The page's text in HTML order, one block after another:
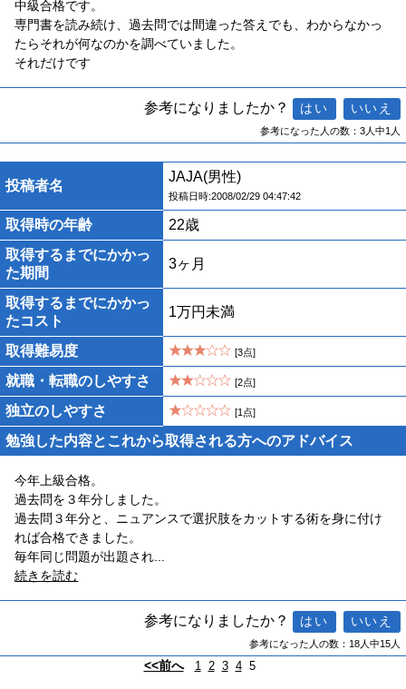
中級合格です。
専門書を読み続け、過去問では間違った答えでも、わからなかっ
たらそれが何なのかを調べていました。
それだけです
参考になりましたか？
参考になった人の数：3人中1人
投稿者名
JAJA(男性)
投稿日時:2008/02/29 04:47:42
取得時の年齢
22歳
取得するまでにかかっ
た期間
3ヶ月
取得するまでにかかっ
たコスト
1万円未満
取得難易度 [3点]
就職・転職のしやすさ [2点]
独立のしやすさ [1点]
勉強した内容とこれから取得される方へのアドバイス
今年上級合格。
過去問を３年分しました。
過去問３年分と、ニュアンスで選択肢をカットする術を身に付け
れば合格できました。
毎年同じ問題が出題され
続きを読む
参考になりましたか？
参考になった人の数：18人中15人
<<前へ 1 2 3 45